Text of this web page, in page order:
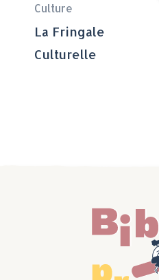
Culture
La Fringale
Culturelle